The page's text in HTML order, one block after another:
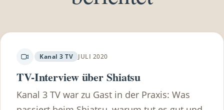
Gesundheitscheckup machen lassen und danach
wovon du 100€ retour bekommst) Du hast eine
Zusatzversicherung? Frag dazu am besten bei
Zusatzversicherung übernimmt. Sehr viele
Zusatzversicherungen übernehmen doch einen
Kanal 3 TV JULI 2020
TV-Interview über Shiatsu
Kanal 3 TV war zu Gast in der Praxis: Was